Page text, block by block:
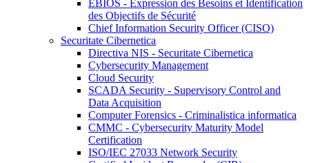
EBIOS - Expression des Besoins et Identification
des Objectifs de Sécurité
Chief Information Security Officer (CISO)
Securitate Cibernetica
Directiva NIS - Securitate Cibernetica
Cybersecurity Management
Cloud Security
SCADA Security - Supervisory Control and
Data Acquisition
Computer Forensics - Criminalistica informatica
CMMC - Cybersecurity Maturity Model
Certification
ISO/IEC 27033 Network Security